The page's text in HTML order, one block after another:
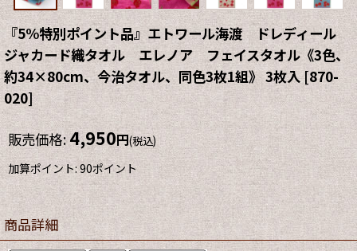
『5%特別ポイント品』エトワール海渡 ドレディール
ジャカード織タオル エレノア フェイスタオル《3色、
約34×80cm、今治タオル、同色3枚1組》 3枚入 [870-
020]
販売価格:4,950円(税込)
加算ポイント: 90ポイント
商品詳細